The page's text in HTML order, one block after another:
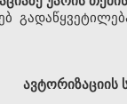
ავტორიზაციის